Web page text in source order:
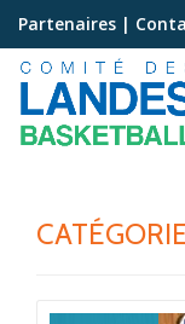
Aller
contenu
Partenaires |